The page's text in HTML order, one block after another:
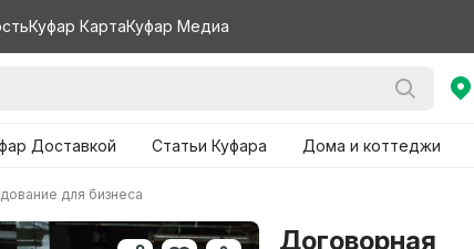
Куфар КартаКуфар Медиа
Доставкой Статьи Куфара Дома и коттеджи
для бизнеса
Договорная